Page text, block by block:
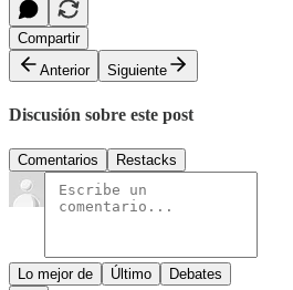
Compartir
Anterior
Siguiente
Discusión sobre este post
Comentarios Restacks
Lo mejor de Último Debates